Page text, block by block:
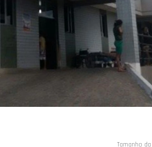
Tamanho